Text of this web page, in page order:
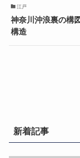
江戸
神奈川沖浪裏の構
構造
新着記事